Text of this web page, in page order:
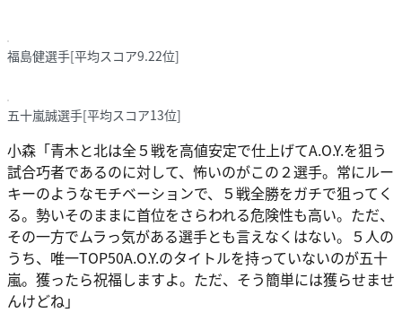
福島健選手[平均スコア9.22位]
五十嵐誠選手[平均スコア13位]
小森 「青木と北は全５戦を高値安定で仕上げてA.O.Y.を狙う
試合巧者であるのに対して、怖いのがこの２選手。常にルー
キーのようなモチベーションで、５戦全勝をガチで狙ってく
る。勢いそのままに首位をさらわれる危険性も高い。ただ、
その一方でムラっ気がある選手とも言えなくはない。５人の
うち、唯一TOP50A.O.Y.のタイトルを持っていないのが五十
嵐。獲ったら祝福しますよ。ただ、そう簡単には獲らせませ
んけどね」